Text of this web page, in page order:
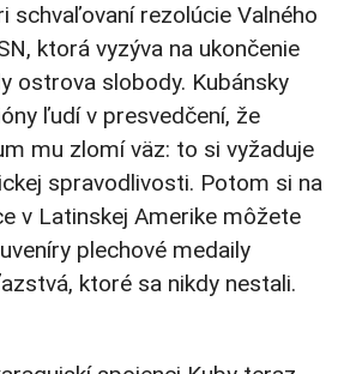
schvaľovaní rezolúcie Valného
ktorá vyzýva na ukončenie
ostrova slobody. Kubánsky
ľudí v presvedčení, že
mu zlomí väz: to si vyžaduje
spravodlivosti. Potom si na
v Latinskej Amerike môžete
plechové medaily
ktoré sa nikdy nestali.